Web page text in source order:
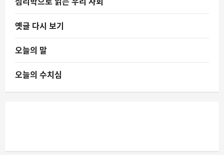
옛글 다시 보기
오늘의 말
오늘의 수치심